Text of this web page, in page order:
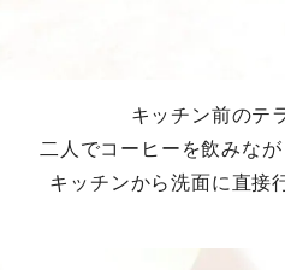
キッチン前のテ
二人でコーヒーを飲みな
キッチンから洗面に直接